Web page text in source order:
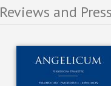
Reviews and